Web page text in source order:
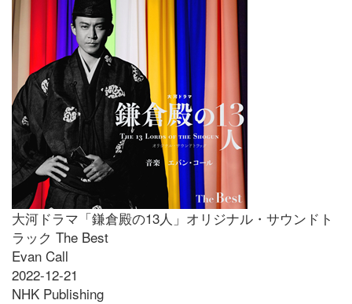
大河ドラマ「鎌倉殿の13人」オリジナル・サウンドト
ラック The Best
Evan Call
2022-12-21
NHK Publishing